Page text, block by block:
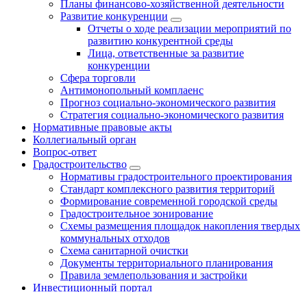
Планы финансово-хозяйственной деятельности
Развитие конкуренции
Отчеты о ходе реализации мероприятий по
развитию конкурентной среды
Лица, ответственные за развитие
конкуренции
Сфера торговли
Антимонопольный комплаенс
Прогноз социально-экономического развития
Стратегия социально-экономического развития
Нормативные правовые акты
Коллегиальный орган
Вопрос-ответ
Градостроительство
Нормативы градостроительного проектирования
Стандарт комплексного развития территорий
Формирование современной городской среды
Градостроительное зонирование
Схемы размещения площадок накопления твердых
коммунальных отходов
Схема санитарной очистки
Документы территориального планирования
Правила землепользования и застройки
Инвестиционный портал